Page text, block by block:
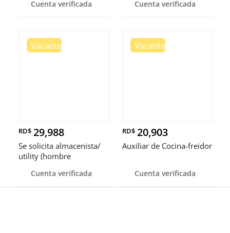
Cuenta verificada Cuenta verificada
RD$ 29,988
Se solicita almacenista/
utility (hombre
Cuenta verificada
RD$ 20,903
Auxiliar de Cocina-freidor
Cuenta verificada